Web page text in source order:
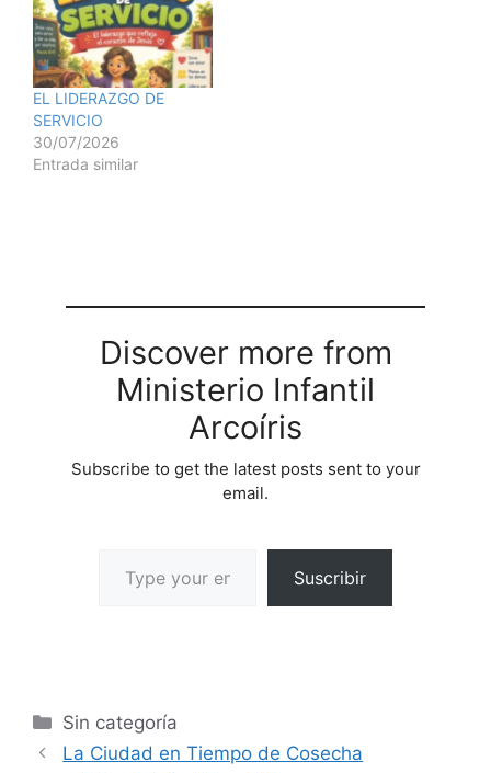
EL LIDERAZGO DE
SERVICIO
30/07/2026
Entrada similar
Discover more from
Ministerio Infantil
Arcoíris
Subscribe to get the latest posts sent to your
email.
Suscribir
Sin categoría
La Ciudad en Tiempo de Cosecha